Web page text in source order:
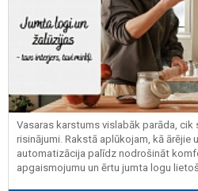
Vasaras karstums vislabāk parāda,
risinājumi. Rakstā aplūkojam, kā ārējie
automatizācija palīdz nodrošināt
apgaismojumu un ērtu jumta logu